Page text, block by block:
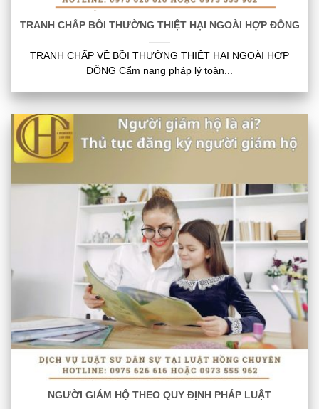
TRANH CHẤP BỒI THƯỜNG THIỆT HẠI NGOÀI HỢP ĐỒNG
TRANH CHẤP VỀ BỒI THƯỜNG THIỆT HẠI NGOÀI HỢP
ĐỒNG Cẩm nang pháp lý toàn...
NGƯỜI GIÁM HỘ THEO QUY ĐỊNH PHÁP LUẬT